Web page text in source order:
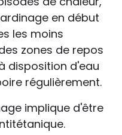
en début
les moins
zones de repos
disposition d'eau
régulièrement.
implique d'être